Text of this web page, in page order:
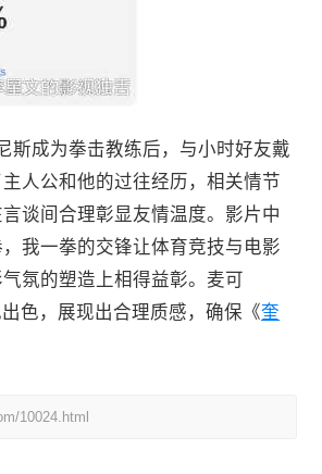
斯成为拳击教练后，与小时好友戴
人公和他的过往经历，相关情节
谈间合理彰显友情温度。影片中
我一拳的交锋让体育竞技与电影
氛的塑造上相得益彰。麦可
色，展现出合理质感，确保《奎
10024.html